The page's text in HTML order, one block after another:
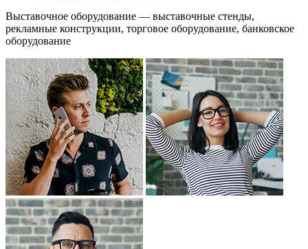
Выставочное оборудование — выставочные стенды,
рекламные конструкции, торговое оборудование, банковское
оборудование